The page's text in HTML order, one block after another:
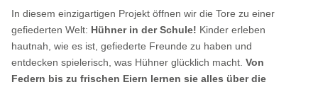
In diesem einzigartigen Projekt öffnen wir die Tore zu einer
gefiederten Welt: Hühner in der Schule! Kinder erleben
hautnah, wie es ist, gefiederte Freunde zu haben und
entdecken spielerisch, was Hühner glücklich macht.Von
Federn bis zu frischen Eiern lernen sie alles über die